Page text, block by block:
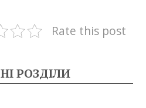
Rate this post
РОЗДІЛИ